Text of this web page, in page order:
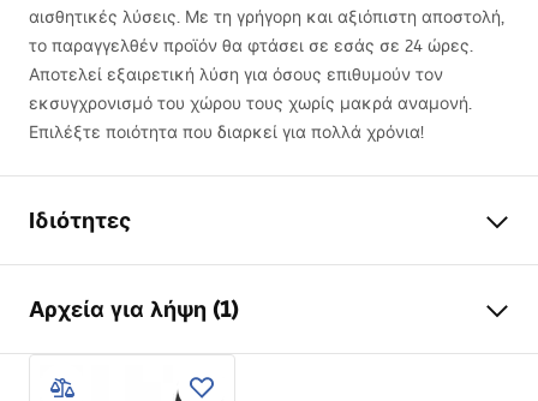
αισθητικές λύσεις. Με τη γρήγορη και αξιόπιστη αποστολή,
το παραγγελθέν προϊόν θα φτάσει σε εσάς σε 24 ώρες.
Αποτελεί εξαιρετική λύση για όσους επιθυμούν τον
εκσυγχρονισμό του χώρου τους χωρίς μακρά αναμονή.
Επιλέξτε ποιότητα που διαρκεί για πολλά χρόνια!
Ιδιότητες
Τύπος σιφωνίου νεροχύτη
Μήκος αποστράγγισης
(cm)
50
Αρχεία για λήψη (1)
Οδηγίες συναρμολόγησης